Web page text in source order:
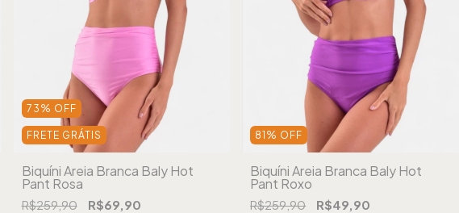
73 % OFF
FRETE GRÁTIS
Biquíni Areia Branca Baly Hot
Pant Rosa
R$259,90 R$69,90
81 % OFF
Biquíni Areia Branca Baly Hot
Pant Roxo
R$259,90 R$49,90